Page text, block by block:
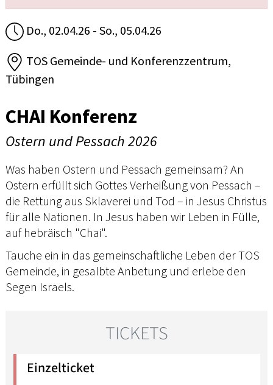
Do., 02.04.26 - So., 05.04.26
TOS Gemeinde- und Konferenzzentrum,
Tübingen
CHAI Konferenz
Ostern und Pessach 2026
Was haben Ostern und Pessach gemeinsam? An
Ostern erfüllt sich Gottes Verheißung von Pessach –
die Rettung aus Sklaverei und Tod – in Jesus Christus
für alle Nationen. In Jesus haben wir Leben in Fülle,
auf hebräisch "Chai".
Tauche ein in das gemeinschaftliche Leben der TOS
Gemeinde, in gesalbte Anbetung und erlebe den
Segen Israels.